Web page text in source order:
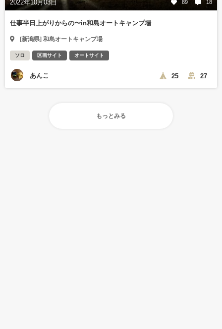
2022年10月03日 89 18
仕事半日上がりからの〜in和島オートキャンプ場
[新潟県] 和島オートキャンプ場
ソロ 区画サイト オートサイト
あんこ 25 27
もっとみる